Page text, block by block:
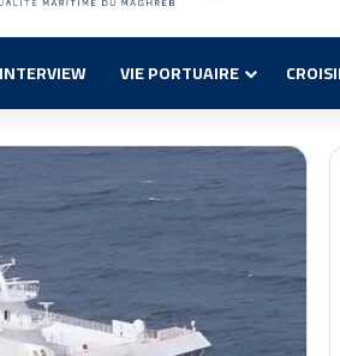
INTERVIEW VIE PORTUAIRE